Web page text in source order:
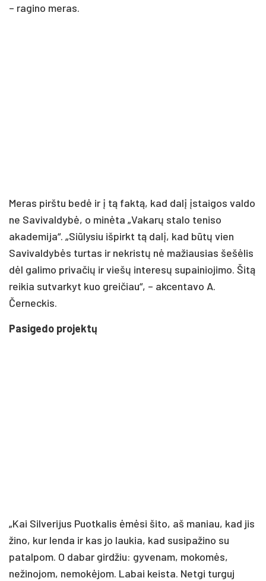
– ragino meras.
Meras pirštu bedė ir į tą faktą, kad dalį įstaigos valdo
ne Savivaldybė, o minėta „Vakarų stalo teniso
akademija“. „Siūlysiu išpirkt tą dalį, kad būtų vien
Savivaldybės turtas ir nekristų nė mažiausias šešėlis
dėl galimo privačių ir viešų interesų supainiojimo. Šitą
reikia sutvarkyt kuo greičiau“, – akcentavo A.
Černeckis.
Pasigedo projektų
„Kai Silverijus Puotkalis ėmėsi šito, aš maniau, kad jis
žino, kur lenda ir kas jo laukia, kad susipažino su
patalpom. O dabar girdžiu: gyvenam, mokomės,
nežinojom, nemokėjom. Labai keista. Netgi turguj